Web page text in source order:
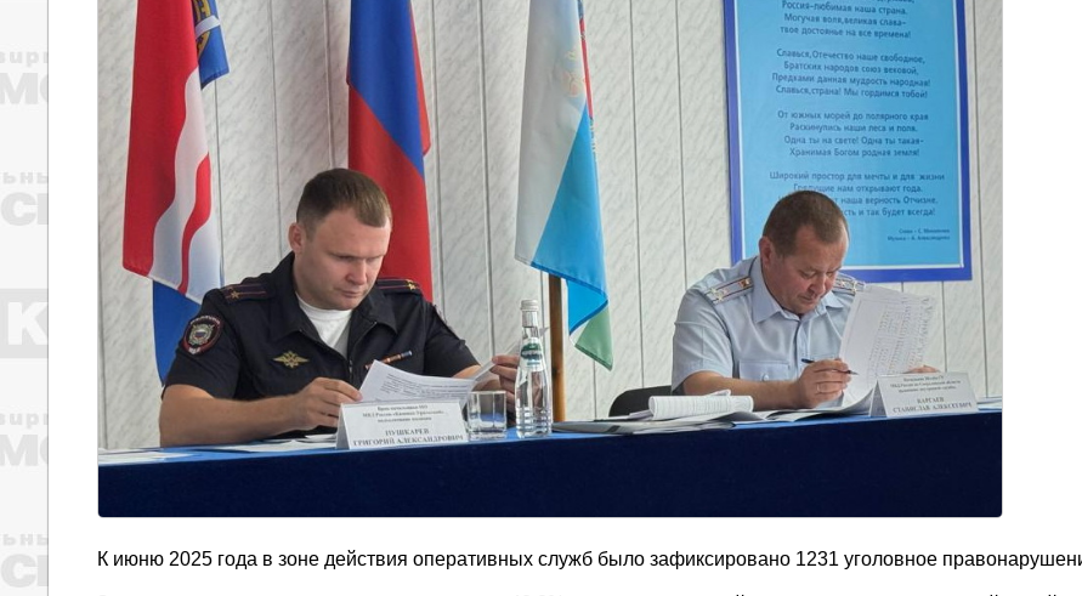
К июню 2025 года в зоне действия оперативных служб было зафиксировано 1231 уголовное